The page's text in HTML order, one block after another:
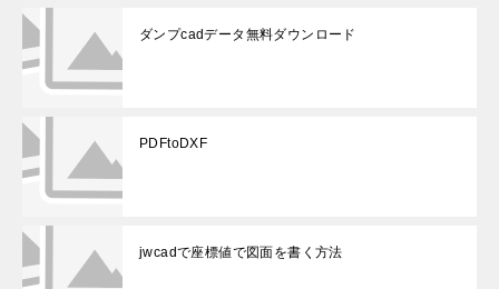
ダンプcadデータ無料ダウンロード
PDFtoDXF
jwcadで座標値で図面を書く方法